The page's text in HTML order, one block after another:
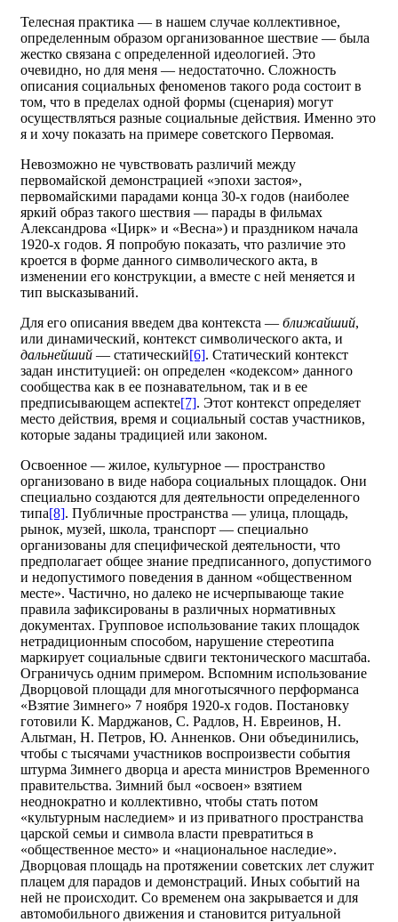
Телесная практика — в нашем случае коллективное,
определенным образом организованное шествие — была
жестко связана с определенной идеологией. Это
очевидно, но для меня — недостаточно. Сложность
описания социальных феноменов такого рода состоит в
том, что в пределах одной формы (сценария) могут
осуществляться разные социальные действия. Именно это
я и хочу показать на примере советского Первомая.
Невозможно не чувствовать различий между
первомайской демонстрацией «эпохи застоя»,
первомайскими парадами конца 30-х годов (наиболее
яркий образ такого шествия — парады в фильмах
Александрова «Цирк» и «Весна») и праздником начала
1920-х годов. Я попробую показать, что различие это
кроется в форме данного символического акта, в
изменении его конструкции, а вместе с ней меняется и
тип высказываний.
Для его описания введем два контекста — ближайший,
или динамический, контекст символического акта, и
дальнейший — статический[6]. Статический контекст
задан институцией: он определен «кодексом» данного
сообщества как в ее познавательном, так и в ее
предписывающем аспекте[7]. Этот контекст определяет
место действия, время и социальный состав участников,
которые заданы традицией или законом.
Освоенное — жилое, культурное — пространство
организовано в виде набора социальных площадок. Они
специально создаются для деятельности определенного
типа[8]. Публичные пространства — улица, площадь,
рынок, музей, школа, транспорт — специально
организованы для специфической деятельности, что
предполагает общее знание предписанного, допустимого
и недопустимого поведения в данном «общественном
месте». Частично, но далеко не исчерпывающе такие
правила зафиксированы в различных нормативных
документах. Групповое использование таких площадок
нетрадиционным способом, нарушение стереотипа
маркирует социальные сдвиги тектонического масштаба.
Ограничусь одним примером. Вспомним использование
Дворцовой площади для многотысячного перформанса
«Взятие Зимнего» 7 ноября 1920-х годов. Постановку
готовили К. Марджанов, С. Радлов, Н. Евреинов, Н.
Альтман, Н. Петров, Ю. Анненков. Они объединились,
чтобы с тысячами участников воспроизвести события
штурма Зимнего дворца и ареста министров Временного
правительства. Зимний был «освоен» взятием
неоднократно и коллективно, чтобы стать потом
«культурным наследием» и из приватного пространства
царской семьи и символа власти превратиться в
«общественное место» и «национальное наследие».
Дворцовая площадь на протяжении советских лет служит
плацем для парадов и демонстраций. Иных событий на
ней не происходит. Со временем она закрывается и для
автомобильного движения и становится ритуальной